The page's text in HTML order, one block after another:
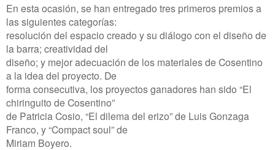
En esta ocasión, se han entregado tres primeros premios a
las siguientes categorías:
resolución del espacio creado y su diálogo con el diseño de
la barra; creatividad del
diseño; y mejor adecuación de los materiales de Cosentino
a la idea del proyecto. De
forma consecutiva, los proyectos ganadores han sido “El
chiringuito de Cosentino”
de Patricia Cosio, “El dilema del erizo” de Luis Gonzaga
Franco, y “Compact soul” de
Miriam Boyero.